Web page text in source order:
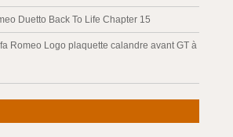
Duetto Back To Life Chapter 15
Romeo Logo plaquette calandre avant GT à